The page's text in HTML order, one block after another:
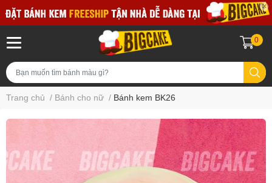
0
Trang chủ / Bánh cho nữ / Bánh kem BK26